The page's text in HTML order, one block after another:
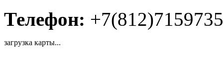
Телефон: +7(812)7159735
загрузка карты...